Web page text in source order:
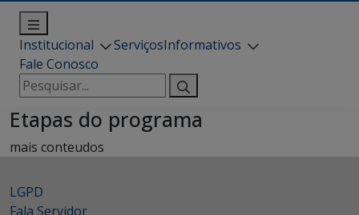
Institucional ServiçosInformativos
Fale Conosco
Pesquisar
por:
Etapas do programa
mais conteudos
LGPD
Fala Servidor